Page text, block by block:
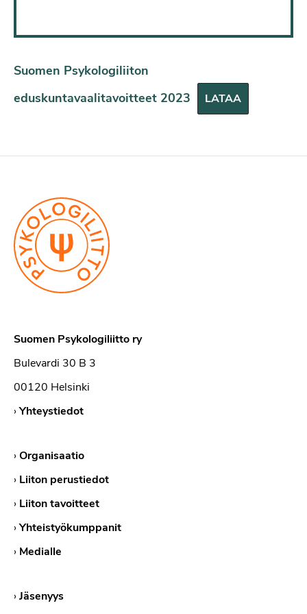
Health at a Glance: Europe 2018:
State of Health in the EU
Cycle.
Suomen Psykologiliiton
eduskuntavaalitavoitteet 2023
LATAA
Suomen Psykologiliitto ry
Bulevardi 30 B 3
00120 Helsinki
›Yhteystiedot
›Organisaatio
› Liiton perustiedot
› Liiton tavoitteet
›Yhteistyökumppanit
› Medialle
›Jäsenyys